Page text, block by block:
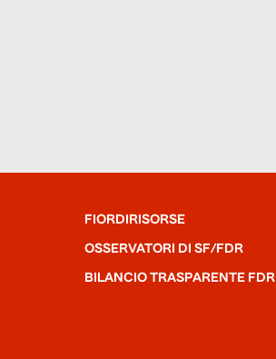
FIORDIRISORSE
OSSERVATORI DI SF/FDR
BILANCIO TRASPARENTE FDR